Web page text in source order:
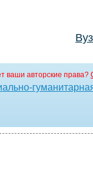
ваши авторские права?